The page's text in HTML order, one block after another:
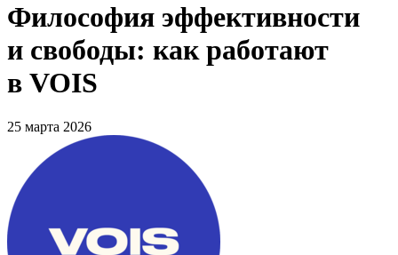
Философия эффективности
и свободы: как работают
в VOIS
25 марта 2026